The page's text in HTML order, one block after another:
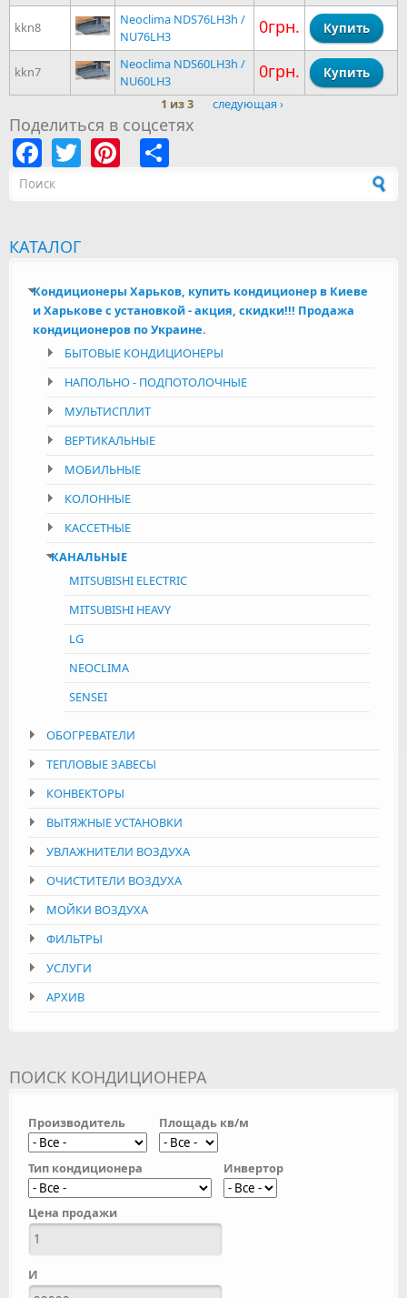
kkn8
Neoclima NDS76LH3h /
NU76LH3
0грн.
kkn7
Neoclima NDS60LH3h /
NU60LH3
0грн.
1 из 3 следующая ›
Поделиться в соцсетях
Facebook
TwitterPinterest
Форма поиска
КАТАЛОГ
Кондиционеры Харьков, купить кондиционер в Киеве
и Харькове с установкой - акция, скидки!!! Продажа
кондиционеров по Украине.
БЫТОВЫЕ КОНДИЦИОНЕРЫ
НАПОЛЬНО - ПОДПОТОЛОЧНЫЕ
МУЛЬТИСПЛИТ
ВЕРТИКАЛЬНЫЕ
МОБИЛЬНЫЕ
КОЛОННЫЕ
КАССЕТНЫЕ
КАНАЛЬНЫЕ
MITSUBISHI ELECTRIC
MITSUBISHI HEAVY
LG
NEOCLIMA
SENSEI
ОБОГРЕВАТЕЛИ
ТЕПЛОВЫЕ ЗАВЕСЫ
КОНВЕКТОРЫ
ВЫТЯЖНЫЕ УСТАНОВКИ
УВЛАЖНИТЕЛИ ВОЗДУХА
ОЧИСТИТЕЛИ ВОЗДУХА
МОЙКИ ВОЗДУХА
ФИЛЬТРЫ
УСЛУГИ
АРХИВ
ПОИСК КОНДИЦИОНЕРА
Производитель Площадь кв/м
Тип кондиционера Инвертор
Цена продажи
И